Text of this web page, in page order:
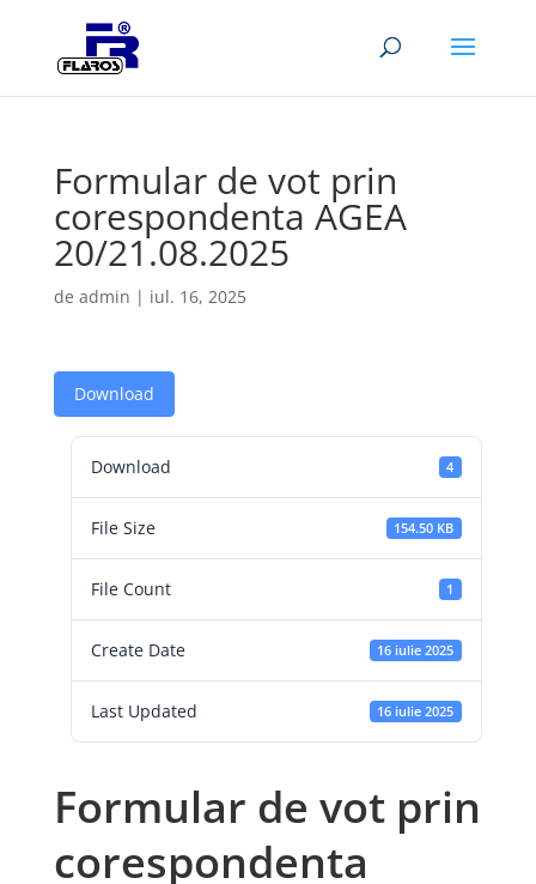
Formular de vot prin
corespondenta AGEA
20/21.08.2025
de admin | iul. 16, 2025
Download
Download 4
File Size 154.50 KB
File Count 1
Create Date 16 iulie 2025
Last Updated 16 iulie 2025
Formular de vot prin
corespondenta